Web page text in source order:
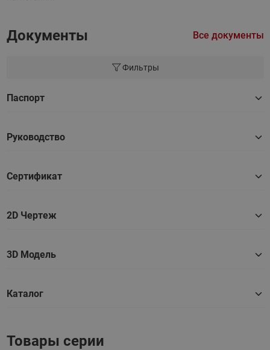
Документы Все документы
Фильтры
Паспорт
Руководство
Сертификат
2D Чертеж
3D Модель
Каталог
Товары серии